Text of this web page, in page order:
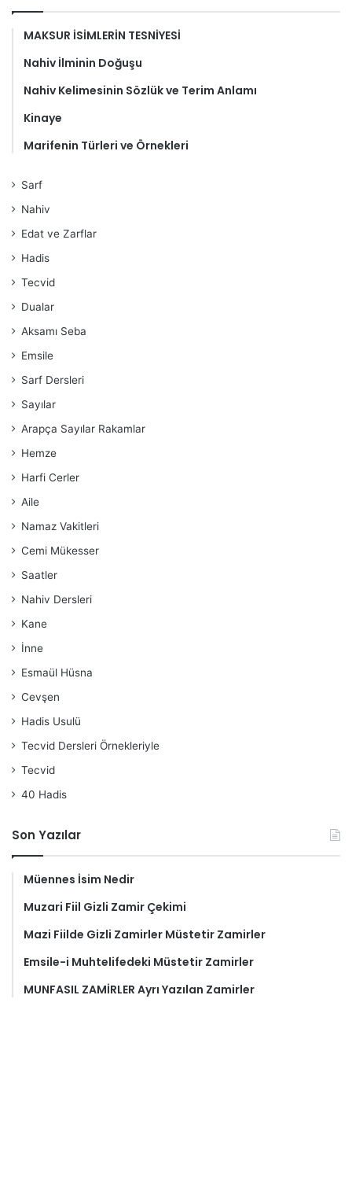
MAKSUR İSİMLERİN TESNİYESİ
Nahiv İlminin Doğuşu
Nahiv Kelimesinin Sözlük ve Terim Anlamı
Kinaye
Marifenin Türleri ve Örnekleri
Sarf
Nahiv
Edat ve Zarflar
Hadis
Tecvid
Dualar
Aksamı Seba
Emsile
Sarf Dersleri
Sayılar
Arapça Sayılar Rakamlar
Hemze
Harfi Cerler
Aile
Namaz Vakitleri
Cemi Mükesser
Saatler
Nahiv Dersleri
Kane
İnne
Esmaül Hüsna
Cevşen
Hadis Usulü
Tecvid Dersleri Örnekleriyle
Tecvid
40 Hadis
Son Yazılar
Müennes İsim Nedir
Muzari Fiil Gizli Zamir Çekimi
Mazi Fiilde Gizli Zamirler Müstetir Zamirler
Emsile-i Muhtelifedeki Müstetir Zamirler
MUNFASIL ZAMİRLER Ayrı Yazılan Zamirler